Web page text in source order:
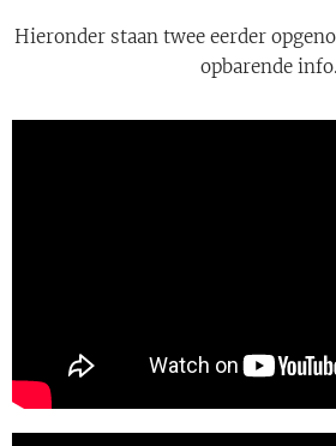
Hieronder staan twee eerder
opbarende info.